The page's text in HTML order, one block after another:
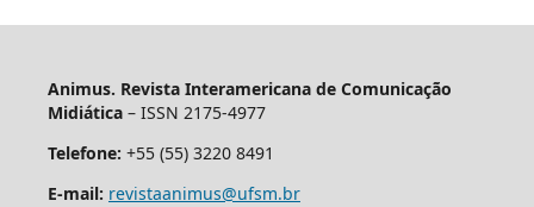
Animus. Revista Interamericana de Comunicação
Midiática– ISSN 2175-4977
Telefone: +55 (55) 3220 8491
E-mail: revistaanimus@ufsm.br